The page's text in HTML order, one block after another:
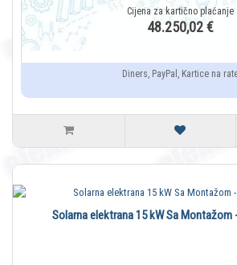
48.250,02 €
Diners, PayPal, Kartice na
Solarna elektrana 15 kW Sa Montažom -